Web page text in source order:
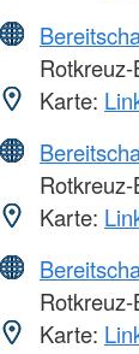
Karte:
Karte:
Karte: